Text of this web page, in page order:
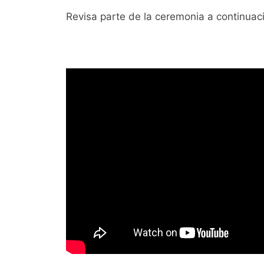
Revisa parte de la ceremonia a